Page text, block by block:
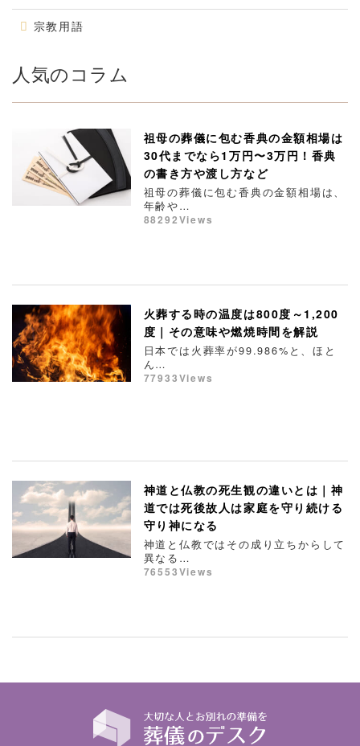
宗教用語
人気のコラム
祖母の葬儀に包む香典の金額相場は
30代までなら1万円〜3万円！香典
の書き方や渡し方など
祖母の葬儀に包む香典の金額相場は、
年齢や…
88292Views
火葬する時の温度は800度～1,200
度｜その意味や燃焼時間を解説
日本では火葬率が99.986%と、ほと
ん…
77933Views
神道と仏教の死生観の違いとは｜神
道では死後故人は家庭を守り続ける
守り神になる
神道と仏教ではその成り立ちからして
異なる…
76553Views